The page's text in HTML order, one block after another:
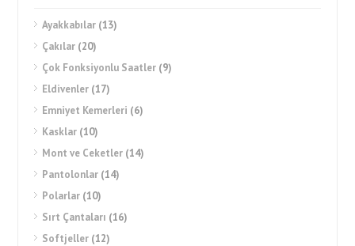
Ayakkabılar (13)
Çakılar (20)
Çok Fonksiyonlu Saatler (9)
Eldivenler (17)
Emniyet Kemerleri (6)
Kasklar (10)
Mont ve Ceketler (14)
Pantolonlar (14)
Polarlar (10)
Sırt Çantaları (16)
Softjeller (12)